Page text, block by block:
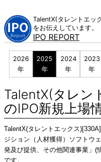
content
TalentX(タレントエッ
をお伝えしています。
IPO REPORT
2026
年
2025
年
2024
年
2023
年
TalentX(タレン
のIPO新規上場
TalentX(タレントエックス
ジション（人材獲得）ソフトウ
発及び提供、その他関連事業」(
です。